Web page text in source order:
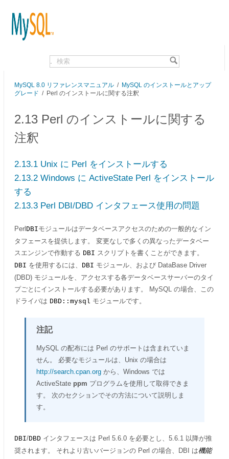
MySQL 8.0 リファレンスマニュアル / MySQL のインストールとアップ
グレード / Perl のインストールに関する注釈
2.13 Perl のインストールに関する
注釈
2.13.1 Unix に Perl をインストールする
2.13.2 Windows に ActiveState Perl をインストール
する
2.13.3 Perl DBI/DBD インタフェース使用の問題
Perl DBIモジュールはデータベースアクセスのための一般的なイン
タフェースを提供します。 変更なしで多くの異なったデータベー
スエンジンで作動する DBI スクリプトを書くことができます。
DBI を使用するには、 DBI モジュール、および DataBase Driver
(DBD) モジュールを、アクセスする各データベースサーバーのタイ
プごとにインストールする必要があります。 MySQL の場合、この
ドライバは DBD::mysql モジュールです。
注記
MySQL の配布には Perl のサポートは含まれていま
せん。 必要なモジュールは、Unix の場合は
http://search.cpan.org から、Windows では
ActiveState ppm プログラムを使用して取得できま
す。 次のセクションでその方法について説明しま
す。
DBI/DBD インタフェースは Perl 5.6.0 を必要とし、5.6.1 以降が推
奨されます。 それより古いバージョンの Perl の場合、DBI は機能